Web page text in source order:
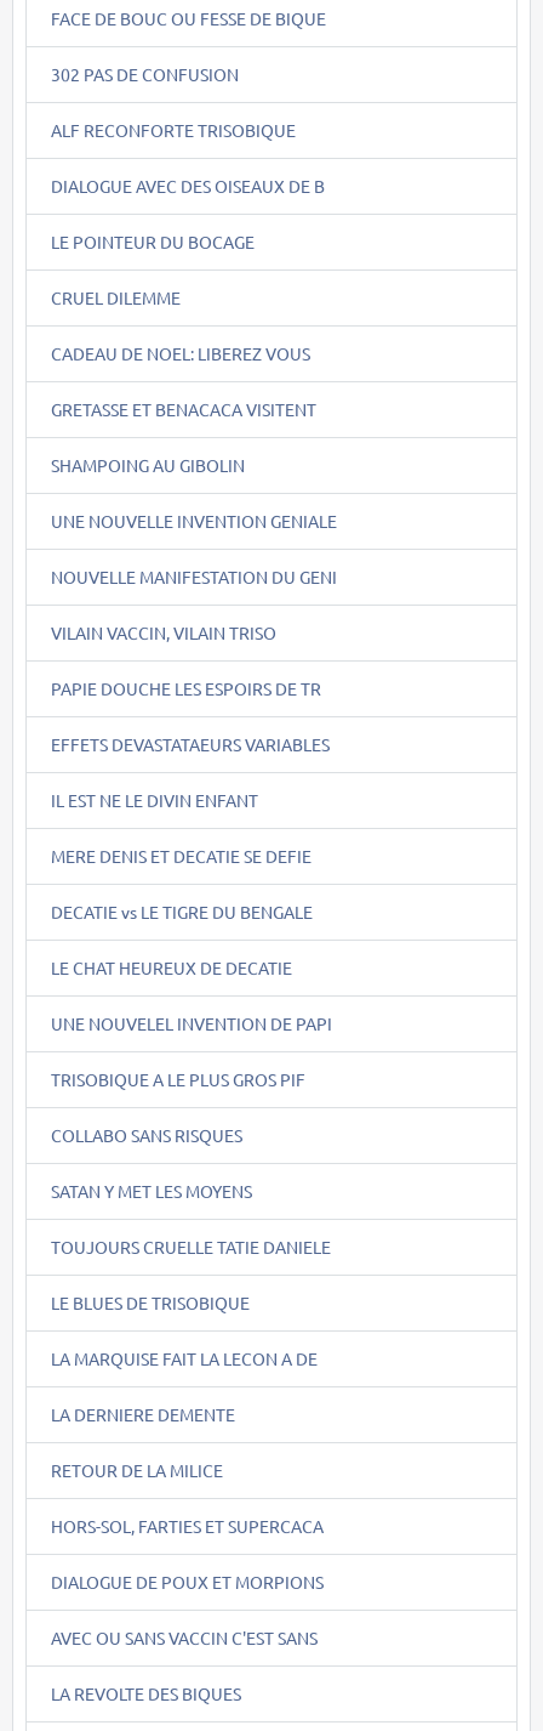
FACE DE BOUC OU FESSE DE BIQUE
302 PAS DE CONFUSION
ALF RECONFORTE TRISOBIQUE
DIALOGUE AVEC DES OISEAUX DE B
LE POINTEUR DU BOCAGE
CRUEL DILEMME
CADEAU DE NOEL: LIBEREZ VOUS
GRETASSE ET BENACACA VISITENT
SHAMPOING AU GIBOLIN
UNE NOUVELLE INVENTION GENIALE
NOUVELLE MANIFESTATION DU GENI
VILAIN VACCIN, VILAIN TRISO
PAPIE DOUCHE LES ESPOIRS DE TR
EFFETS DEVASTATAEURS VARIABLES
IL EST NE LE DIVIN ENFANT
MERE DENIS ET DECATIE SE DEFIE
DECATIE vs LE TIGRE DU BENGALE
LE CHAT HEUREUX DE DECATIE
UNE NOUVELEL INVENTION DE PAPI
TRISOBIQUE A LE PLUS GROS PIF
COLLABO SANS RISQUES
SATAN Y MET LES MOYENS
TOUJOURS CRUELLE TATIE DANIELE
LE BLUES DE TRISOBIQUE
LA MARQUISE FAIT LA LECON A DE
LA DERNIERE DEMENTE
RETOUR DE LA MILICE
HORS-SOL, FARTIES ET SUPERCACA
DIALOGUE DE POUX ET MORPIONS
AVEC OU SANS VACCIN C'EST SANS
LA REVOLTE DES BIQUES